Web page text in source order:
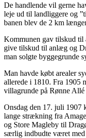
De handlende vil gerne
leje ud til landliggere og
banen blev de 2 km
Kommunen gav tilskud til
give tilskud til anlæg og
man solgte byggegrunde
Man havde købt arealer
allerede i 1810. Fra 1905
villagrunde på Rønne
Onsdag den 17. juli 1907
lange strækning fra
og Store Magleby til
særlig indbudte været